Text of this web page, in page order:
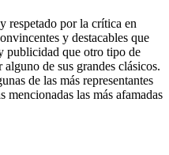
respetado por la crítica en
y destacables que
publicidad que otro tipo de
de sus grandes clásicos.
de las más representantes
mencionadas las más afamadas